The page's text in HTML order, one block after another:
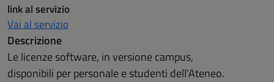
link al servizio
Vai al servizio
Descrizione
Le licenze software, in versione campus,
disponibili per personale e studenti dell'Ateneo.